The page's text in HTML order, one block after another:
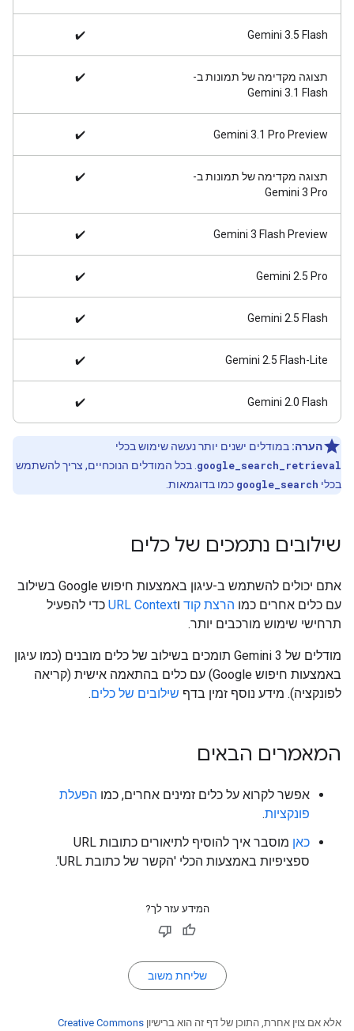
Gemini 3.5 Flash
✔️
תצוגה מקדימה של תמונות ב-
Gemini 3.1 Flash
✔️
‫Gemini 3.1 Pro Preview
✔️
תצוגה מקדימה של תמונות ב-
Gemini 3 Pro
✔️
‫Gemini 3 Flash Preview
✔️
Gemini ‎2.5 Pro
✔️
Gemini ‎2.5 Flash
✔️
Gemini 2.5 Flash-Lite
✔️
Gemini ‎2.0 Flash
✔️
הערה: במודלים ישנים יותר נעשה שימוש בכלי
google_search_retrieval . בכל המודלים הנוכחיים, צריך להשתמש
בכלי google_search כמו בדוגמאות.
שילובים נתמכים של כלים
אתם יכולים להשתמש ב-עיגון באמצעות חיפוש Google בשילוב
עם כלים אחרים כמו הרצת קוד וURL Context כדי להפעיל
תרחישי שימוש מורכבים יותר.
מודלים של Gemini 3 תומכים בשילוב של כלים מובנים (כמו עיגון
באמצעות חיפוש Google) עם כלים בהתאמה אישית (קריאה
לפונקציה). מידע נוסף זמין בדף שילובים של כלים.
המאמרים הבאים
אפשר לקרוא על כלים זמינים אחרים, כמו הפעלת
פונקציות.
כאן
מוסבר איך להוסיף לתיאורים כתובות URL
ספציפיות באמצעות הכלי 'הקשר של כתובת URL'.
המידע עזר לך?
שליחת משוב
אלא אם צוין אחרת, התוכן של דף זה הוא ברישיון Creative Commons